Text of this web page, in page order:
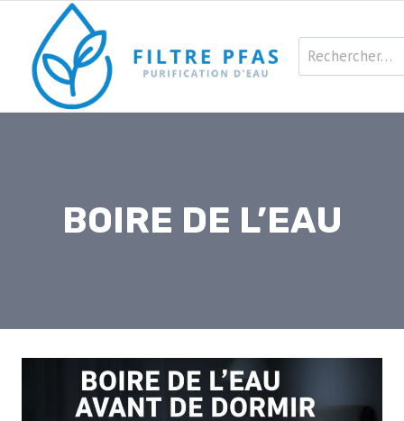
contenu
Rechercher :
BOIRE DE L’EAU